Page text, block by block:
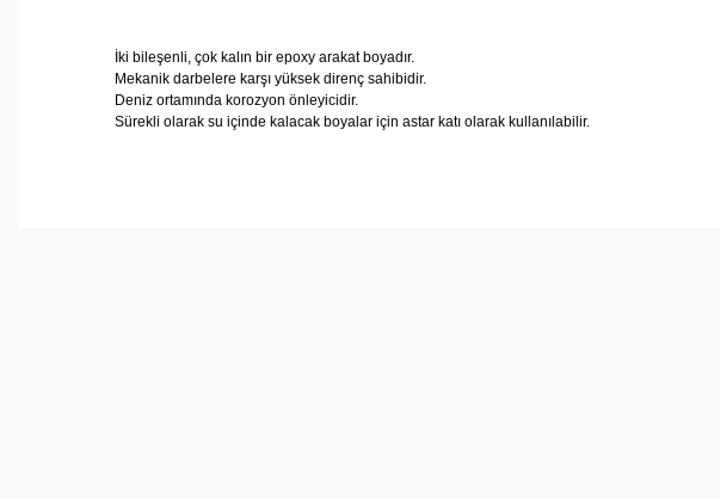
İki bileşenli, çok kalın bir epoxy arakat boyadır.
Mekanik darbelere karşı yüksek direnç sahibidir.
Deniz ortamında korozyon önleyicidir.
Sürekli olarak su içinde kalacak boyalar için astar katı olarak kullanılabilir.